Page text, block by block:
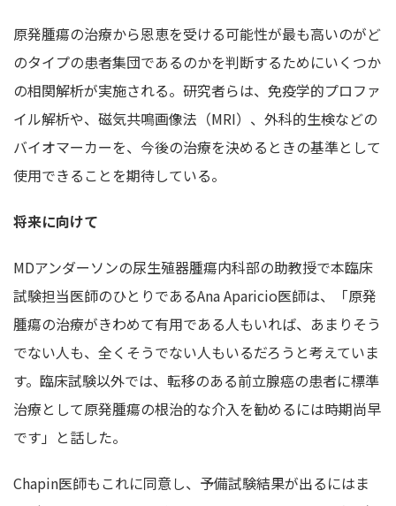
原発腫瘍の治療から恩恵を受ける可能性が最も高いのがど
のタイプの患者集団であるのかを判断するためにいくつか
の相関解析が実施される。研究者らは、免疫学的プロファ
イル解析や、磁気共鳴画像法（MRI）、外科的生検などの
バイオマーカーを、今後の治療を決めるときの基準として
使用できることを期待している。
将来に向けて
MDアンダーソンの尿生殖器腫瘍内科部の助教授で本臨床
試験担当医師のひとりであるAna Aparicio医師は、「原発
腫瘍の治療がきわめて有用である人もいれば、あまりそう
でない人も、全くそうでない人もいるだろうと考えていま
す。臨床試験以外では、転移のある前立腺癌の患者に標準
治療として原発腫瘍の根治的な介入を勧めるには時期尚早
です」と話した。
Chapin医師もこれに同意し、予備試験結果が出るにはま